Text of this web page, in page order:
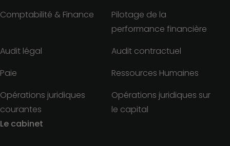
Comptabilité & Finance
Pilotage de la
performance financière
Audit légal
Audit contractuel
Paie
Ressources Humaines
Opérations juridiques
courantes
Opérations juridiques sur
le capital
Le cabinet